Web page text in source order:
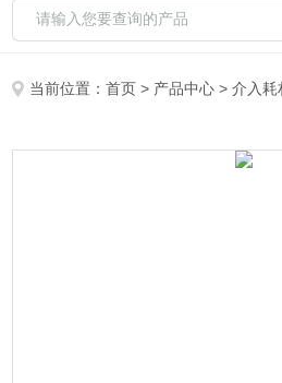
当前位置：首页 > 产品中心 >介入耗